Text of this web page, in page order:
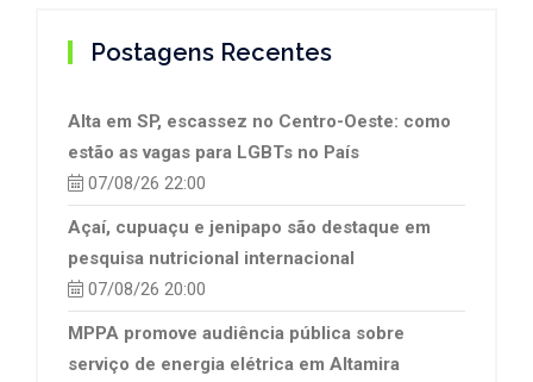
Postagens Recentes
Alta em SP, escassez no Centro-Oeste: como
estão as vagas para LGBTs no País
07/08/26 22:00
Açaí, cupuaçu e jenipapo são destaque em
pesquisa nutricional internacional
07/08/26 20:00
MPPA promove audiência pública sobre
serviço de energia elétrica em Altamira